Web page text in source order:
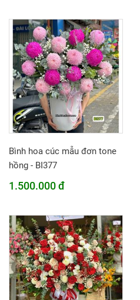
Bình hoa cúc mẫu đơn tone
hồng - BI377
1.500.000 đ